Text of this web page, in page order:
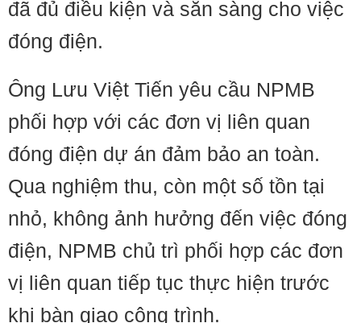
đã đủ điều kiện và sẵn sàng cho việc
đóng điện.
Ông Lưu Việt Tiến yêu cầu NPMB
phối hợp với các đơn vị liên quan
đóng điện dự án đảm bảo an toàn.
Qua nghiệm thu, còn một số tồn tại
nhỏ, không ảnh hưởng đến việc đóng
điện, NPMB chủ trì phối hợp các đơn
vị liên quan tiếp tục thực hiện trước
khi bàn giao công trình.